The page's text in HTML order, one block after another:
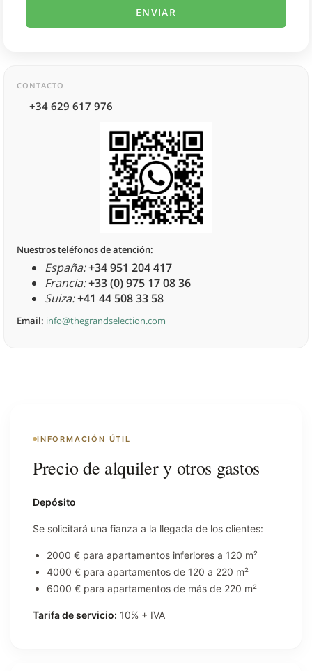
CONTACTO
+34 629 617 976
Nuestros teléfonos de atención:
España:+34 951 204 417
Francia:+33 (0) 975 17 08 36
Suiza:+41 44 508 33 58
Email: info@thegrandselection.com
INFORMACIÓN ÚTIL
Precio de alquiler y otros gastos
Depósito
Se solicitará una fianza a la llegada de los clientes:
2000 € para apartamentos inferiores a 120 m²
4000 € para apartamentos de 120 a 220 m²
6000 € para apartamentos de más de 220 m²
Tarifa de servicio: 10% + IVA